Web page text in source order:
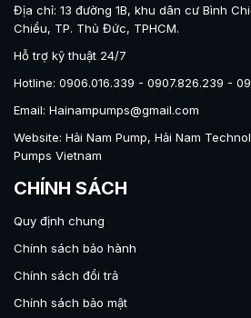
Địa chỉ: 13 đường 1B, khu dân cư Bình
Chiểu, TP. Thủ Đức, TPHCM.
Hỗ trợ kỹ thuật 24/7
Hotline: 0906.016.339 - 0907.826.239 -
Email: Hainampumps@gmail.com
Website: Hải Nam Pump, Hải Nam
Pumps Vietnam
CHÍNH SÁCH
Quy định chung
Chính sách bảo hành
Chính sách đổi trả
Chính sách bảo mật